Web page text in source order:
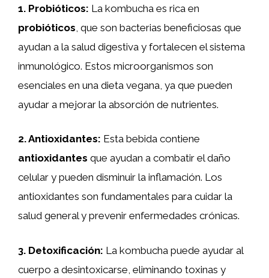
1. Probióticos: La kombucha es rica en
probióticos , que son bacterias beneficiosas que
ayudan a la salud digestiva y fortalecen el sistema
inmunológico. Estos microorganismos son
esenciales en una dieta vegana, ya que pueden
ayudar a mejorar la absorción de nutrientes.
2.Antioxidantes: Esta bebida contiene
antioxidantes que ayudan a combatir el daño
celular y pueden disminuir la inflamación. Los
antioxidantes son fundamentales para cuidar la
salud general y prevenir enfermedades crónicas.
3. Detoxificación: La kombucha puede ayudar al
cuerpo a desintoxicarse, eliminando toxinas y